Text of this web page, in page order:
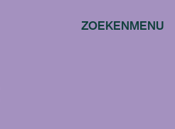
ZOEKENMENU